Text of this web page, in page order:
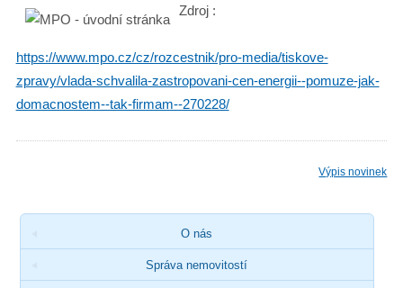
Zdroj :
https://www.mpo.cz/cz/rozcestnik/pro-media/tiskove-
zpravy/vlada-schvalila-zastropovani-cen-energii--pomuze-jak-
domacnostem--tak-firmam--270228/
Výpis novinek
O nás
Správa nemovitostí